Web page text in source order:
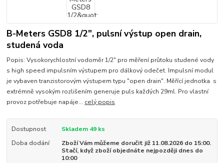
B-Meters GSD8 1/2", pulsní výstup open drain,
studená voda
Popis: Vysokorychlostní vodoměr 1/2" pro měření průtoku studené vody
s high speed impulsním výstupem pro dálkový odečet. Impulsní modul
je vybaven tranzistorovým výstupem typu "open drain". Měřící jednotka s
extrémně vysokým rozlišením generuje puls každých 29ml. Pro vlastní
provoz potřebuje napáje... celý popis
Dostupnost
Skladem 49 ks
Doba dodání
Zboží Vám můžeme doručit již 11.08.2026 do 15:00.
Stačí, když zboží objednáte nejpozději dnes do
10:00